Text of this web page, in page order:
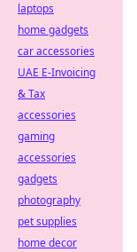
laptops
home gadgets
car accessories
UAE E-Invoicing
& Tax
accessories
gaming
accessories
gadgets
photography
pet supplies
home decor